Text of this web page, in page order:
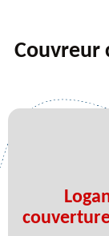
Couvreur